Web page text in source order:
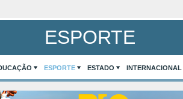
ESPORTE
ESPORTE ESTADO INTERNACIONAL